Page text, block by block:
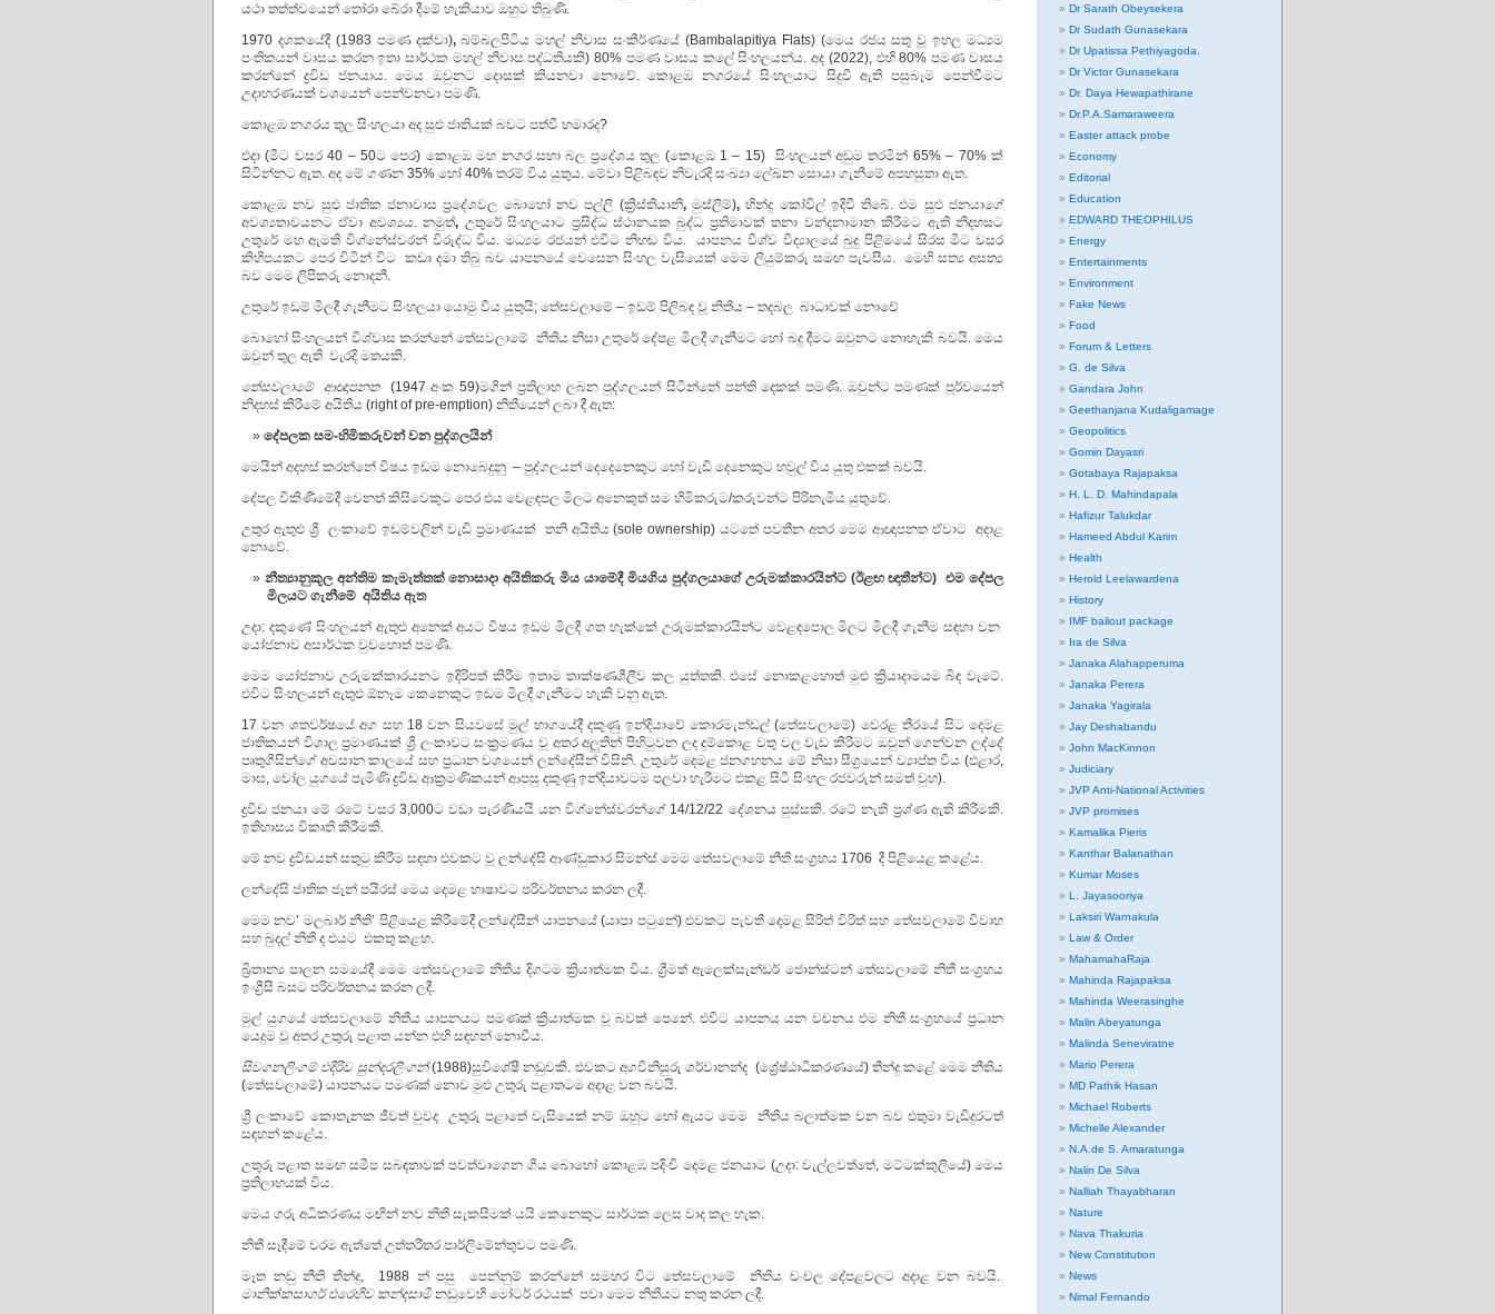
යථා තත්ත්වයෙන් තෝරා බේරා දීමේ හැකියාව ඔහුට තිබුණි.
1970 දශකයේදී (1983 පමණ දක්වා),බම්බලපිටිය මහල් නිවාස සංකීර්ණයේ (Bambalapitiya Flats) (මෙය රජය සතු වූ ඉහල මධ්‍යම
පංතිකයන් වාසය කරන ඉතා සාර්ථක මහල් නිවාස පද්ධතියකි) 80% පමණ වාසය කලේ සිංහලයන්ය. අද (2022), එහි 80% පමණ වාසය
කරන්නේ ද්‍රවිඩ ජනයාය. මෙය ඔවුනට දොසක් කියනවා නොවේ. කොළඹ නගරයේ සිංහලයාට සිදුවී ඇති පසුබෑම පෙන්වීමට
උදාහරණයක් වශයෙන් පෙන්වනවා පමණි.
කොළඹ නගරය තුල සිංහලයා අද සුළු ජාතියක් බවට පත්වී හමාරද?
එදා (මීට වසර 40 – 50ට පෙර) කොළඹ මහ නගර සභා බල ප්‍රදේශය තුල (කොළඹ 1 – 15) සිංහලයන් අඩුම තරමින් 65% – 70% ක්
සිටින්නට ඇත. අද මේ ගණන 35% හෝ 40% තරම් විය යුතුය. මේවා පිළිබඳව නිවැරදි සංඛ්‍යා ලේඛන සොයා ගැනීමේ අපහසුතා ඇත.
කොළඹ නව සුළු ජාතික ජනාවාස ප්‍රදේශවල බොහෝ නව පල්ලි (ක්‍රිස්තියානි, මුස්ලිම්),හින්දු කෝවිල් ඉදිවී තිබේ. එම සුළු ජනයාගේ
අවශ්‍යතාවයනට ඒවා අවශ්‍යය. නමුත්, උතුරේ සිංහලයාට ප්‍රසිද්ධ ස්ථානයක බුද්ධ ප්‍රතිමාවක් තනා වන්දනාමාන කිරීමට ඇති නිදහසට
උතුරේ මහ ඇමති විග්නේස්වරන් විරුද්ධ විය. මධ්‍යම රජයන් එවිට නිහඬ විය. යාපනය විශ්ව විද්‍යාලයේ බුදු පිළිමයේ සිරස මීට වසර
කිහිපයකට පෙර විටින් විට කඩා දමා තිබු බව යාපනයේ වෙසෙන සිංහල වැසියෙක් මෙම ලියුම්කරු සමඟ පැවසීය. මෙහි සත්‍ය අසත්‍ය
බව මෙම ලිපිකරු නොදනී.
උතුරේ ඉඩම් මිලදී ගැනීමට සිංහලයා යොමු විය යුතුයි; තේසවලාමේ – ඉඩම් පිලිබඳ වූ නිතීය – තදබල බාධාවක් නොවේ
බොහෝ සිංහලයන් විශ්වාස කරන්නේ තේසවලාමේ නීතිය නිසා උතුරේ දේපළ මිලදී ගැනීමට හෝ බදු දීමට ඔවුනට නොහැකි බවයි. මෙය
ඔවුන් තුල ඇති වැරදි මතයකි.
තේසවලාමේ ආඥාපනත (1947 අංක 59)මගින් ප්‍රතිලාභ ලබන පුද්ගලයන් සිටින්නේ පන්ති දෙකක් පමණි. ඔවුන්ට පමණක් පූර්වයෙන්
නිදහස් කිරීමේ අයිතිය (right of pre-emption) නිතීයෙන් ලබා දී ඇත:
දේපලක සම-හිමිකරුවන් වන පුද්ගලයින්
මෙයින් අදහස් කරන්නේ විෂය ඉඩම නොබෙදුනු – පුද්ගලයන් දෙදෙනෙකුට හෝ වැඩි දෙනෙකුට හවුල් විය යුතු එකක් බවයි.
දේපල විකිණීමේදී වෙනත් කිසිවෙකුට පෙර එය වෙළඳපල මිලට අනෙකුත් සම හිමිකරුට/කරුවන්ට පිරිනැමිය යුතුවේ.
උතුර ඇතුළු ශ්‍රී ලංකාවේ ඉඩම්වලින් වැඩි ප්‍රමාණයක් තනි අයිතිය (sole ownership) යටතේ පවතීන අතර මෙම ආඥාපනත ඒවාට අදාළ
නොවේ.
නීත්‍යානුකූල අන්තිම කැමැත්තක් නොසාදා අයිතිකරු මිය යාමේදී මියගිය පුද්ගලයාගේ උරුමක්කාරයින්ට (ඊළඟ ඥාතීන්ට) එම දේපල
මිලයට ගැනීමේ අයිතිය ඇත
උදා: දකුණේ සිංහලයන් ඇතුළු අනෙක් අයට විෂය ඉඩම මිලදී ගත හැක්කේ උරුමක්කාරයින්ට වෙළඳපොල මිලට මිලදී ගැනීම සඳහා වන
යෝජනාව අසාර්ථක වුවහොත් පමණි.
මෙම යෝජනාව උරුමක්කාරයනට ඉදිරිපත් කිරීම ඉතාම තාක්ෂණශීලීව කල යුත්තකි. එසේ නොකළහොත් මුළු ක්‍රියාදාමයම බිඳ වැටේ.
එවිට සිංහලයන් ඇතුළු ඕනෑම කෙනෙකුට ඉඩම මිලදී ගැනීමට හැකි වනු ඇත.
17 වන ශතවර්ෂයේ අග සහ 18 වන සියවසේ මුල් භාගයේදී දකුණු ඉන්දියාවේ කොරමැන්ඩල් (තේසවලාමේ) වෙරළ තීරයේ සිට දෙමළ
ජාතිකයන් විශාල ප්‍රමාණයක් ශ්‍රී ලංකාවට සංක්‍රමණය වූ අතර අලුතින් පිහිටුවන ලද දුම්කොළ වතු වල වැඩ කිරීමට ඔවුන් ගෙන්වන ලද්දේ
පෘතුගීසින්ගේ අවසාන කාලයේ සහ ප්‍රධාන වශයෙන් ලන්දේසීන් විසිනි. උතුරේ දෙමළ ජනගහනය මේ නිසා සීග්‍රයෙන් ව්‍යාප්ත විය (එළාර,
මාඝ, චෝල යුගයේ පැමිණි ද්‍රවිඩ ආක්‍රමණිකයන් ආපසු දකුණු ඉන්දියාවටම පලවා හැරීමට එකළ සිටී සිංහල රජවරුන් සමත් වුහ).
ද්‍රවිඩ ජනයා මේ රටේ වසර 3,000ට වඩා පැරණියයි යන විග්නේස්වරන්ගේ 14/12/22 දේශනය පුස්සකි. රටේ නැති ප්‍රශ්ණ ඇති කිරීමකි.
ඉතිහාසය විකෘති කිරීමකි.
මේ නව ද්‍රවිඩයන් සතුටු කිරීම සඳහා එවකට වූ ලන්දේසි ආණ්ඩුකාර සිමන්ස් මෙම තේසවලාමේ නීති සංග්‍රහය 1706 දී පිළියෙළ කළේය.
ලන්දේසි ජාතික ජෑන් පයිරස් මෙය දෙමළ භාෂාවට පරිවර්තනය කරන ලදී.
මෙම නව’ මලබාර් නීති’ පිළියෙළ කිරීමේදී ලන්දේසීන් යාපනයේ (යාපා පටුනේ) එවකට පැවතී දෙමළ සිරිත් විරිත් සහ තේසවලාමේ විවාහ
සහ බුදල් නිතී ද එයට එකතු කළහ.
බ්‍රිතාන්‍ය පාලන සමයේදී මෙම තේසවලාමේ නිතිය දිගටම ක්‍රියාත්මක විය. ශ්‍රීමත් ඇලෙක්සැන්ඩර් ජොන්ස්ටන් තේසවලාමේ නිතී සංග්‍රහය
ඉංග්‍රීසී බසට පරිවර්තනය කරන ලදී.
මුල් යුගයේ තේසවලාමේ නිතීය යාපනයට පමණක් ක්‍රියාත්මක වූ බවක් පෙනේ. එවිට යාපනය යන වචනය එම නිතී සංග්‍රහයේ ප්‍රධාන
යෙදුම වූ අතර උතුරු පළාත යන්න එහි සඳහන් නොවීය.
සිවගනලිංගම් එදිරිව සුන්දරලිංගන්(1988)සුවිශේෂී නඩුවකි. එවකට අගවිනිසුරු ශර්වානන්ද (ශ්‍රේෂ්ඨාධිකරණයේ) තීන්දු කළේ මෙම නීතිය
(තේසවලාමේ) යාපනයට පමණක් නොව මුළු උතුරු පළාතටම අදාළ වන බවයි.
ශ්‍රී ලංකාවේ කොතැනක ජීවත් වුවද උතුරු පළාතේ වැසියෙක් නම් ඔහුට හෝ ඇයට මෙම නීතිය බලාත්මක වන බව එතුමා වැඩිදුරටත්
සඳහන් කළේය.
උතුරු පළාත සමඟ සමීප සබඳතාවක් පවත්වාගෙන ගිය බොහෝ කොළඹ පදිංචි දෙමළ ජනයාට (උදා: වැල්ලවත්තේ, මට්ටක්කුලියේ) මෙය
ප්‍රතිලාභයක් විය.
මෙය ගරු අධිකරණය මඟින් නව නිතී සැකසීමක් යයි කෙනෙකුට සාර්ථක ලෙස වාද කල හැක.
නිතී සෑදීමේ වරම ඇත්තේ උත්තරීතර පාර්ලිමේන්තුවට පමණි.
මෑත නඩු නීති තීන්දු, 1988 න් පසු පෙන්නුම් කරන්නේ සමහර විට තේසවලාමේ නීතිය චංචල දේපළවලට අදාළ වන බවයි.
මානික්කසාගර් එරෙහිව කන්දසාමිනඩුවෙහි මෝටර් රථයක් පවා මෙම නිතීයට නතු කරන ලදී.
Dr Sarath Obeysekera
Dr Sudath Gunasekara
Dr Upatissa Pethiyagoda.
Dr Victor Gunasekara
Dr. Daya Hewapathirane
Dr.P.A.Samaraweera
Easter attack probe
Economy
Editorial
Education
EDWARD THEOPHILUS
Energy
Entertainments
Environment
Fake News
Food
Forum & Letters
G. de Silva
Gandara John
Geethanjana Kudaligamage
Geopolitics
Gomin Dayasri
Gotabaya Rajapaksa
H. L. D. Mahindapala
Hafizur Talukdar
Hameed Abdul Karim
Health
Herold Leelawardena
History
IMF bailout package
Ira de Silva
Janaka Alahapperuma
Janaka Perera
Janaka Yagirala
Jay Deshabandu
John MacKinnon
Judiciary
JVP Anti-National Activities
JVP promises
Kamalika Pieris
Kanthar Balanathan
Kumar Moses
L. Jayasooriya
Laksiri Warnakula
Law & Order
MahamahaRaja
Mahinda Rajapaksa
Mahinda Weerasinghe
Malin Abeyatunga
Malinda Seneviratne
Mario Perera
MD Pathik Hasan
Michael Roberts
Michelle Alexander
N.A.de S. Amaratunga
Nalin De Silva
Nalliah Thayabharan
Nature
Nava Thakuria
New Constitution
News
Nimal Fernando